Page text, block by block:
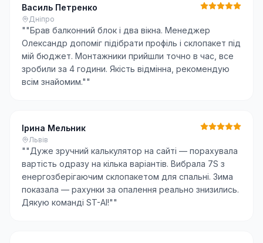
Василь Петренко
Дніпро
""Брав балконний блок і два вікна. Менеджер
Олександр допоміг підібрати профіль і склопакет під
мій бюджет. Монтажники прийшли точно в час, все
зробили за 4 години. Якість відмінна, рекомендую
всім знайомим.""
Ірина Мельник
Львів
""Дуже зручний калькулятор на сайті — порахувала
вартість одразу на кілька варіантів. Вибрала 7S з
енергозберігаючим склопакетом для спальні. Зима
показала — рахунки за опалення реально знизились.
Дякую команді ST-AI!""